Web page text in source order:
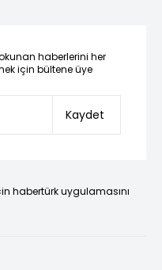
haberlerini her
için bültene üye
Kaydet
habertürk uygulamasını